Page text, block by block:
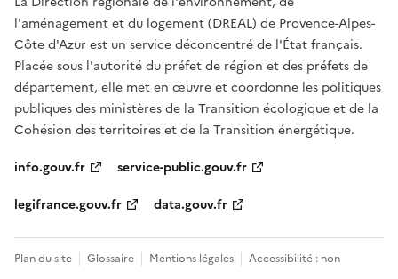
l'aménagement et du logement (DREAL) de Provence-Alpes-
Côte d'Azur est un service déconcentré de l'État français.
Placée sous l'autorité du préfet de région et des préfets de
département, elle met en œuvre et coordonne les politiques
publiques des ministères de la Transition écologique et de la
Cohésion des territoires et de la Transition énergétique.
info.gouv.fr
service-public.gouv.fr
legifrance.gouv.fr
data.gouv.fr
Plan du site Glossaire Mentions légales
Accessibilité : non